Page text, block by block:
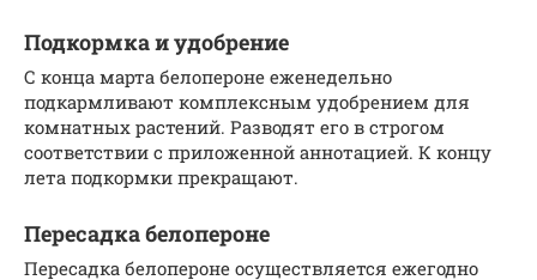
Подкормка и удобрение
С конца марта белопероне еженедельно
подкармливают комплексным удобрением для
комнатных растений. Разводят его в строгом
соответствии с приложенной аннотацией. К концу
лета подкормки прекращают.
Пересадка белопероне
Пересадка белопероне осуществляется ежегодно